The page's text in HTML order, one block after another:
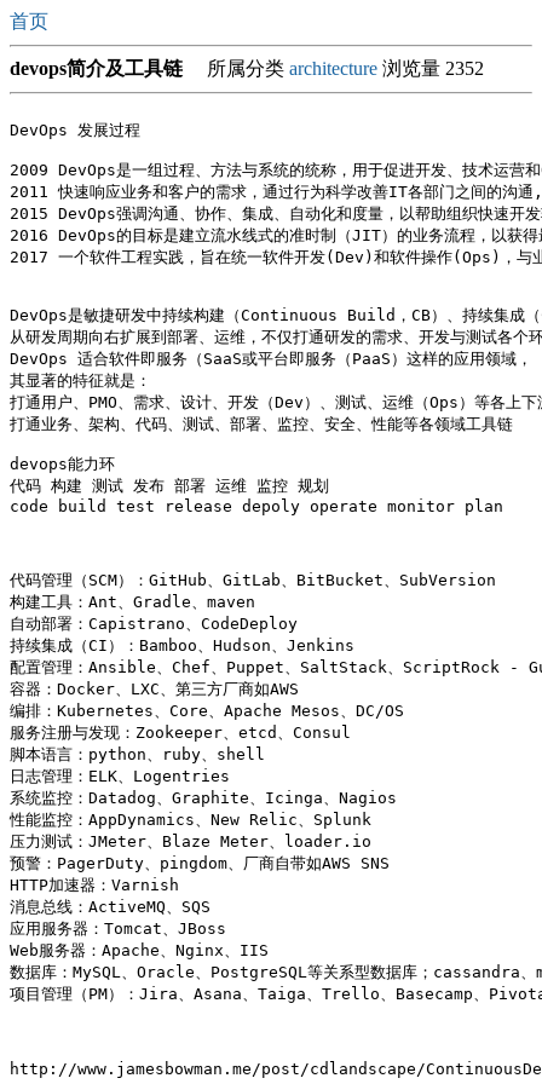
首页
devops简介及工具链 所属分类 architecture 浏览量 2352
DevOps 发展过程
2009 DevOps是一组过程、方法与系统的统称，用于促进开发、技术运营
2011 快速响应业务和客户的需求，通过行为科学改善IT各部门之间的沟
2015 DevOps强调沟通、协作、集成、自动化和度量，以帮助组织快速开
2016 DevOps的目标是建立流水线式的准时制（JIT）的业务流程，以获
2017 一个软件工程实践，旨在统一软件开发(Dev)和软件操作(Ops)，与
DevOps是敏捷研发中持续构建（Continuous Build，CB）、持续
从研发周期向右扩展到部署、运维，不仅打通研发的需求、开发与测试各个
DevOps 适合软件即服务（SaaS或平台即服务（PaaS）这样的应用领域，
其显著的特征就是：
打通用户、PMO、需求、设计、开发（Dev）、测试、运维（Ops）等各上
打通业务、架构、代码、测试、部署、监控、安全、性能等各领域工具链
devops能力环
代码 构建 测试 发布 部署 运维 监控 规划
code build test release depoly operate monitor plan
代码管理（SCM）：GitHub、GitLab、BitBucket、SubVersion
构建工具：Ant、Gradle、maven
自动部署：Capistrano、CodeDeploy
持续集成（CI）：Bamboo、Hudson、Jenkins
配置管理：Ansible、Chef、Puppet、SaltStack、ScriptRock -
容器：Docker、LXC、第三方厂商如AWS
编排：Kubernetes、Core、Apache Mesos、DC/OS
服务注册与发现：Zookeeper、etcd、Consul
脚本语言：python、ruby、shell
日志管理：ELK、Logentries
系统监控：Datadog、Graphite、Icinga、Nagios
性能监控：AppDynamics、New Relic、Splunk
压力测试：JMeter、Blaze Meter、loader.io
预警：PagerDuty、pingdom、厂商自带如AWS SNS
HTTP加速器：Varnish
消息总线：ActiveMQ、SQS
应用服务器：Tomcat、JBoss
Web服务器：Apache、Nginx、IIS
数据库：MySQL、Oracle、PostgreSQL等关系型数据库；cassandra、
项目管理（PM）：Jira、Asana、Taiga、Trello、Basecamp、